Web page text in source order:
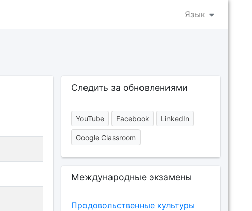
Язык
Следить за обновлениями
YouTube Facebook LinkedIn
Google Classroom
Международные экзамены
Продовольственные культуры